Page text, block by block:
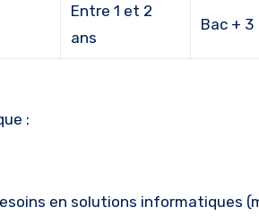
Entre 1 et 2
ans
Bac + 3
:
en solutions informatiques